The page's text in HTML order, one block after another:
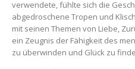
verwendete, fühlte sich die
abgedroschene Tropen und
mit seinen Themen von Liebe,
ein Zeugnis der Fähigkeit des
zu überwinden und Glück zu